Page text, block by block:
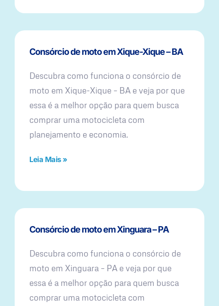
Consórcio de moto em Xique-Xique – BA
Descubra como funciona o consórcio de
moto em Xique-Xique – BA e veja por que
essa é a melhor opção para quem busca
comprar uma motocicleta com
planejamento e economia.
Leia Mais »
Consórcio de moto em Xinguara – PA
Descubra como funciona o consórcio de
moto em Xinguara – PA e veja por que
essa é a melhor opção para quem busca
comprar uma motocicleta com